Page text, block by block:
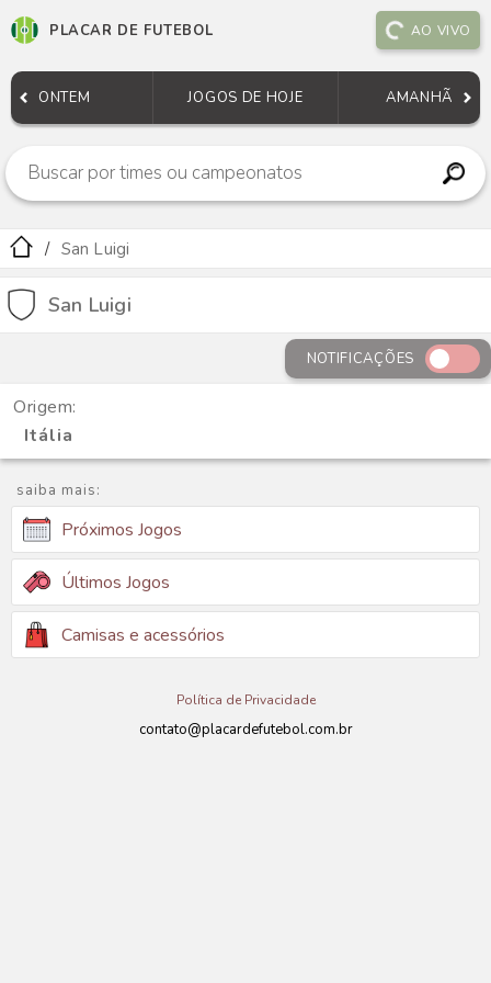
PLACAR DE FUTEBOL AO VIVO
ONTEM JOGOS DE HOJE AMANHÃ
San Luigi
San Luigi
NOTIFICAÇÕES
Origem:
Itália
saiba mais:
Próximos Jogos
Últimos Jogos
Camisas e acessórios
Política de Privacidade
contato@placardefutebol.com.br